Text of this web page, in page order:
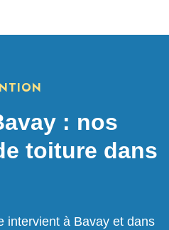
: nos
toiture dans
intervient à Bavay et dans